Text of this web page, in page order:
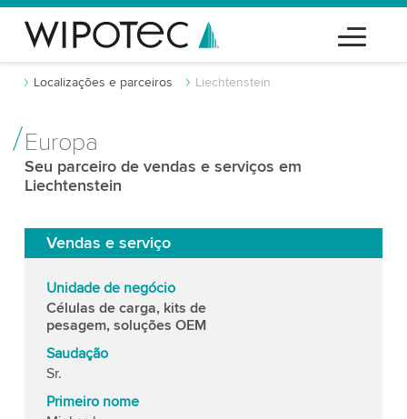
Localizações e parceiros Liechtenstein
Europa
Seu parceiro de vendas e serviços em
Liechtenstein
Vendas e serviço
Unidade de negócio
Células de carga, kits de
pesagem, soluções OEM
Saudação
Sr.
Primeiro nome